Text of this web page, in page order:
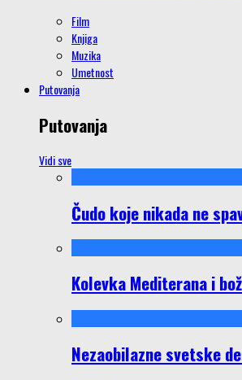
Film
Knjiga
Muzika
Umetnost
Putovanja
Putovanja
Vidi sve
Čudo koje nikada ne
Kolevka Mediterana i
Nezaobilazne svetske